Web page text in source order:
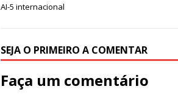
AI-5 internacional
SEJA O PRIMEIRO A COMENTAR
Faça um comentário